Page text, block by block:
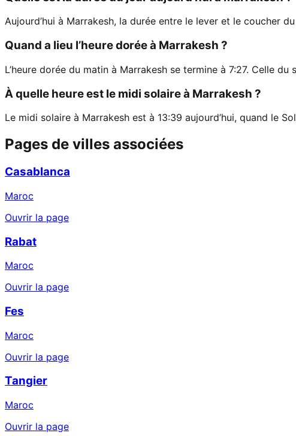
Aujourd’hui à Marrakesh, la durée entre le lever et le coucher
Quand a lieu l’heure dorée à Marrakesh ?
L’heure dorée du matin à Marrakesh se termine à 7:27. Celle du
À quelle heure est le midi solaire à Marrakesh ?
Le midi solaire à Marrakesh est à 13:39 aujourd’hui, quand le
Pages de villes associées
Casablanca
Maroc
Ouvrir la page
Rabat
Maroc
Ouvrir la page
Fes
Maroc
Ouvrir la page
Tangier
Maroc
Ouvrir la page